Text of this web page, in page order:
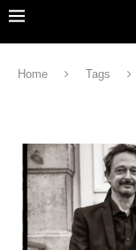
Home Tags